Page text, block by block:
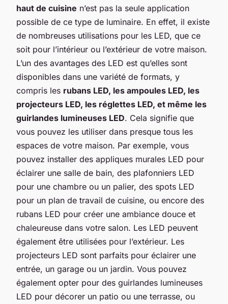
haut de cuisine n’est pas la seule application
possible de ce type de luminaire. En effet, il existe
de nombreuses utilisations pour les LED, que ce
soit pour l’intérieur ou l’extérieur de votre maison.
L’un des avantages des LED est qu’elles sont
disponibles dans une variété de formats, y
compris les rubans LED, les ampoules LED, les
projecteurs LED, les réglettes LED, et même les
guirlandes lumineuses LED. Cela signifie que
vous pouvez les utiliser dans presque tous les
espaces de votre maison. Par exemple, vous
pouvez installer des appliques murales LED pour
éclairer une salle de bain, des plafonniers LED
pour une chambre ou un palier, des spots LED
pour un plan de travail de cuisine, ou encore des
rubans LED pour créer une ambiance douce et
chaleureuse dans votre salon. Les LED peuvent
également être utilisées pour l’extérieur. Les
projecteurs LED sont parfaits pour éclairer une
entrée, un garage ou un jardin. Vous pouvez
également opter pour des guirlandes lumineuses
LED pour décorer un patio ou une terrasse, ou